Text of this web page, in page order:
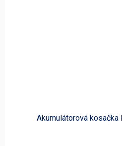
Akumulátorová kosačka